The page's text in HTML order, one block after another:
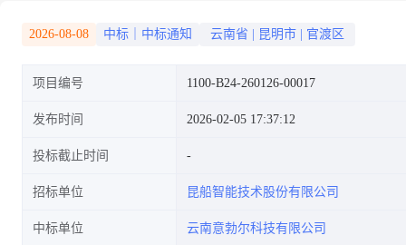
2026-08-08 中标｜中标通知 云南省 昆明市 官渡区
项目编号 1100-B24-260126-00017
发布时间 2026-02-05 17:37:12
投标截止时间
招标单位 昆船智能技术股份有限公司
中标单位 云南意勃尔科技有限公司